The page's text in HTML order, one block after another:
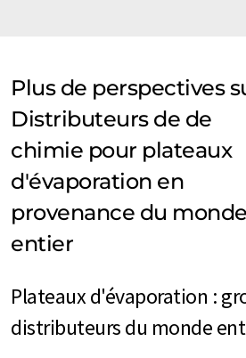
Plus de perspectives
Distributeurs de de
chimie pour plateaux
d'évaporation en
provenance du monde
entier
Plateaux d'évaporation :
distributeurs du monde